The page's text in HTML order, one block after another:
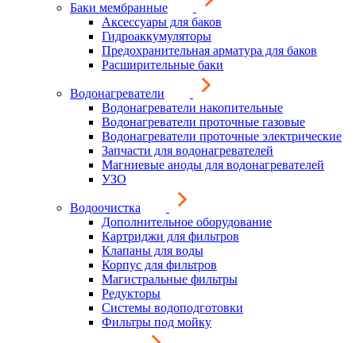
Баки мембранные
Аксессуары для баков
Гидроаккумуляторы
Предохранительная арматура для баков
Расширительные баки
Водонагреватели
Водонагреватели накопительные
Водонагреватели проточные газовые
Водонагреватели проточные электрические
Запчасти для водонагревателей
Магниевые аноды для водонагревателей
УЗО
Водоочистка
Дополнительное оборудование
Картриджи для фильтров
Клапаны для воды
Корпус для фильтров
Магистральные фильтры
Редукторы
Системы водоподготовки
Фильтры под мойку